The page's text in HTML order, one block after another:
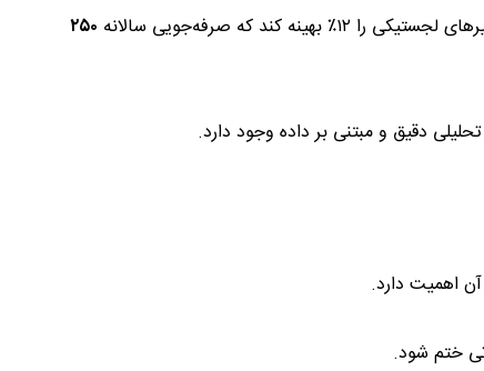
۲۵۰
دقیق و مبتنی بر داده وجود دارد.
اهمیت دارد.
ختم شود.